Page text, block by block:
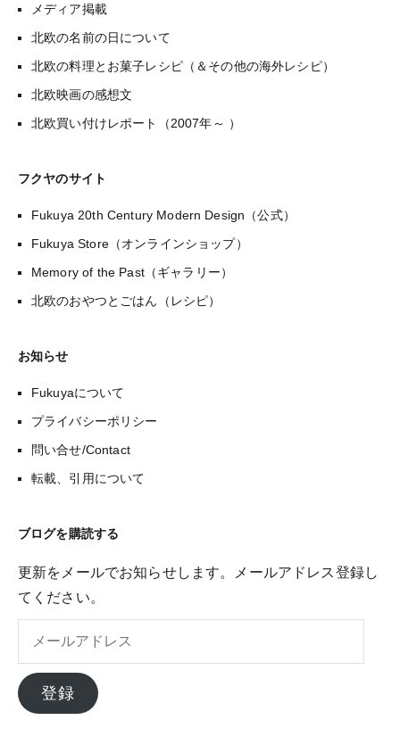
メディア掲載
北欧の名前の日について
北欧の料理とお菓子レシピ（＆その他の海外レシピ）
北欧映画の感想文
北欧買い付けレポート（2007年～ ）
フクヤのサイト
Fukuya 20th Century Modern Design（公式）
Fukuya Store（オンラインショップ）
Memory of the Past（ギャラリー）
北欧のおやつとごはん（レシピ）
お知らせ
Fukuyaについて
プライバシーポリシー
問い合せ/Contact
転載、引用について
ブログを購読する
更新をメールでお知らせします。メールアドレス登録し
てください。
ル
ア
登録